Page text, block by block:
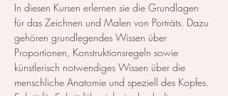
In diesen Kursen erlernen sie die Grundlagen
für das Zeichnen und Malen von Porträts. Dazu
gehören grundlegendes Wissen über
Proportionen, Konstruktionsregeln sowie
künstlerisch notwendiges Wissen über die
menschliche Anatomie und speziell des Kopfes.